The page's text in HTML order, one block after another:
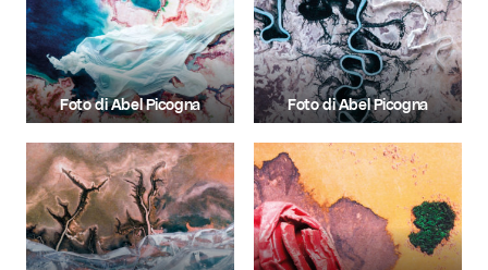
Foto di Abel Picogna Foto di Abel Picogna